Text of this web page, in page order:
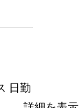
日勤